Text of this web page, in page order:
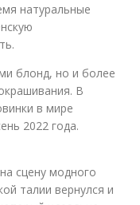
натуральные
блонд, но и более
В
в мире
2022 года.
сцену модного
талии вернулся и